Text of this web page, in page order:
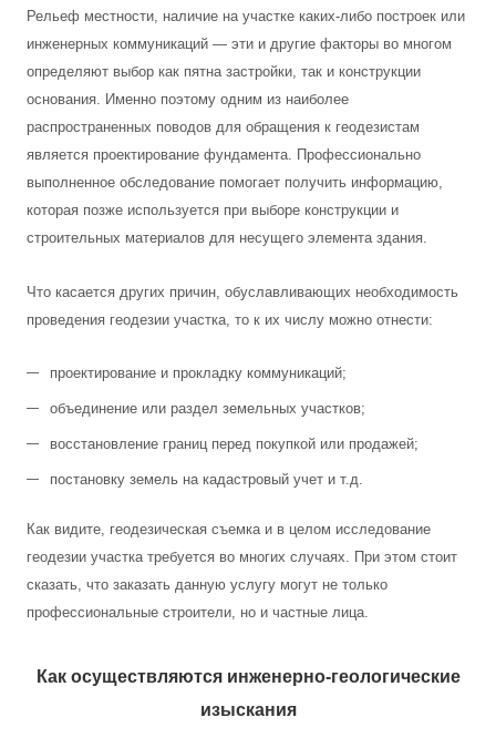
Рельеф местности, наличие на участке каких-либо построек или
инженерных коммуникаций — эти и другие факторы во многом
определяют выбор как пятна застройки, так и конструкции
основания. Именно поэтому одним из наиболее
распространенных поводов для обращения к геодезистам
является проектирование фундамента. Профессионально
выполненное обследование помогает получить информацию,
которая позже используется при выборе конструкции и
строительных материалов для несущего элемента здания.
Что касается других причин, обуславливающих необходимость
проведения геодезии участка, то к их числу можно отнести:
проектирование и прокладку коммуникаций;
объединение или раздел земельных участков;
восстановление границ перед покупкой или продажей;
постановку земель на кадастровый учет и т.д.
Как видите, геодезическая съемка и в целом исследование
геодезии участка требуется во многих случаях. При этом стоит
сказать, что заказать данную услугу могут не только
профессиональные строители, но и частные лица.
Как осуществляются инженерно-геологические
изыскания